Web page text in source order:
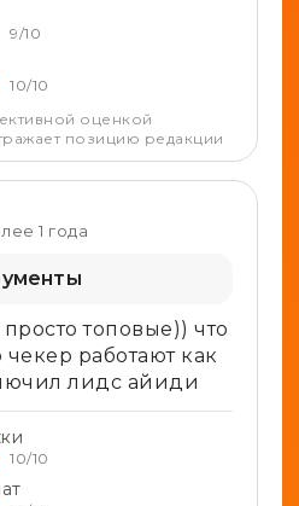
9/10
10/10
оценкой
позицию редакции
1 года
топовые)) что
чекер работают как
лидс айиди
10/10